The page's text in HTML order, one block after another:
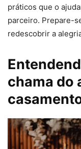
práticos que o
parceiro. Prepare-
redescobrir a
chama do